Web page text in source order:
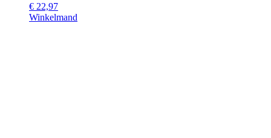
€ 22,97
Winkelmand